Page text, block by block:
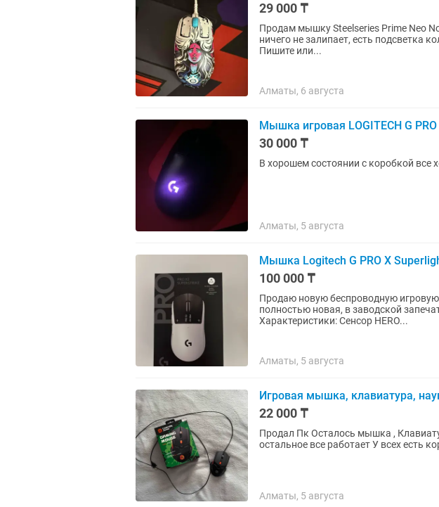
29 000 ₸
Продам мышку Steelseries Prime Neo
ничего не залипает, есть подсветка
Пишите или...
Алматы, 6 августа
Мышка игровая LOGITECH G PRO
30 000 ₸
В хорошем состоянии с коробкой все
Алматы, 5 августа
Мышка Logitech G PRO X
100 000 ₸
Продаю новую беспроводную игровую
полностью новая, в заводской
Характеристики: Сенсор HERO...
Алматы, 5 августа
Игровая мышка, клавиатура,
22 000 ₸
Продал Пк Осталось мышка , Клавиатура, наушники У мышки сломана Одна боковая кнопка
остальное все
Алматы, 5 августа